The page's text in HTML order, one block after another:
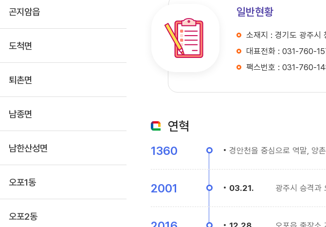
곤지암읍
도척면
퇴촌면
남종면
남한산성면
오포1동
오포2동
일반현황
소재지 : 경기도 광주시
대표전화 : 031-760-
팩스번호 : 031-760-
연혁
1360 경안천을 중심으로 역말, 양
2001 03.21. 광주시 승격과